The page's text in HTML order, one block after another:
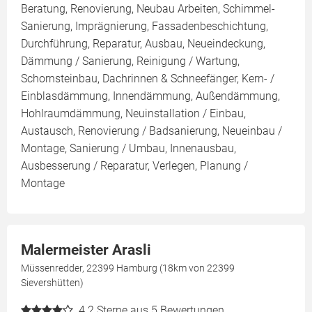
Beratung, Renovierung, Neubau Arbeiten, Schimmel-
Sanierung, Imprägnierung, Fassadenbeschichtung,
Durchführung, Reparatur, Ausbau, Neueindeckung,
Dämmung / Sanierung, Reinigung / Wartung,
Schornsteinbau, Dachrinnen & Schneefänger, Kern- /
Einblasdämmung, Innendämmung, Außendämmung,
Hohlraumdämmung, Neuinstallation / Einbau,
Austausch, Renovierung / Badsanierung, Neueinbau /
Montage, Sanierung / Umbau, Innenausbau,
Ausbesserung / Reparatur, Verlegen, Planung /
Montage
Malermeister Arasli
Müssenredder, 22399 Hamburg (18km von 22399
Sievershütten)